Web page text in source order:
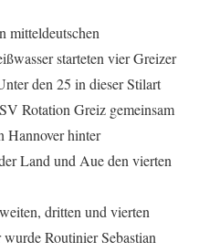
mitteldeutschen
starteten vier Greizer
den 25 in dieser Stilart
Rotation Greiz gemeinsam
Hannover hinter
Land und Aue den vierten
dritten und vierten
Routinier Sebastian